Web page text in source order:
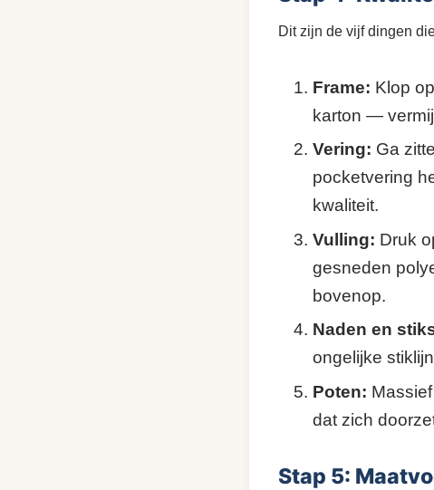
Dit zijn de vijf dingen
Frame: Klop
karton —
Vering: Ga
pocketvering
kwaliteit.
Vulling: Druk
gesneden
bovenop.
Naden en
ongelijke
Poten:
dat zich
Stap 5: